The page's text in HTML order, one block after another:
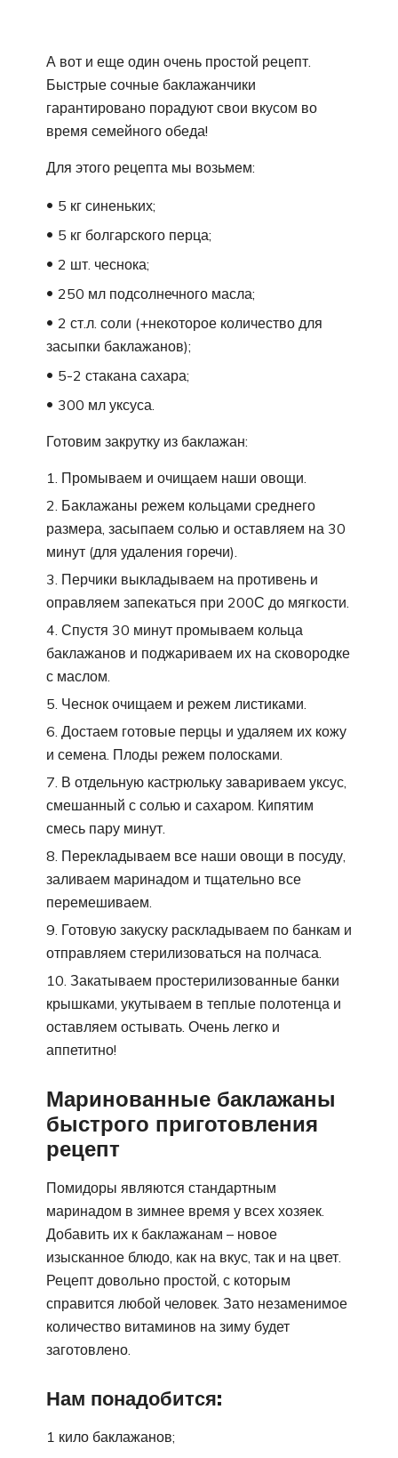
А вот и еще один очень простой рецепт.
Быстрые сочные баклажанчики
гарантировано порадуют свои вкусом во
время семейного обеда!
Для этого рецепта мы возьмем:
5 кг синеньких;
5 кг болгарского перца;
2 шт. чеснока;
250 мл подсолнечного масла;
2 ст.л. соли (+некоторое количество для
засыпки баклажанов);
5-2 стакана сахара;
300 мл уксуса.
Готовим закрутку из баклажан:
Промываем и очищаем наши овощи.
Баклажаны режем кольцами среднего
размера, засыпаем солью и оставляем на 30
минут (для удаления горечи).
Перчики выкладываем на противень и
оправляем запекаться при 200С до мягкости.
Спустя 30 минут промываем кольца
баклажанов и поджариваем их на сковородке
с маслом.
Чеснок очищаем и режем листиками.
Достаем готовые перцы и удаляем их кожу
и семена. Плоды режем полосками.
В отдельную кастрюльку завариваем уксус,
смешанный с солью и сахаром. Кипятим
смесь пару минут.
Перекладываем все наши овощи в посуду,
заливаем маринадом и тщательно все
перемешиваем.
Готовую закуску раскладываем по банкам и
отправляем стерилизоваться на полчаса.
Закатываем простерилизованные банки
крышками, укутываем в теплые полотенца и
оставляем остывать. Очень легко и
аппетитно!
Маринованные баклажаны
быстрого приготовления
рецепт
Помидоры являются стандартным
маринадом в зимнее время у всех хозяек.
Добавить их к баклажанам – новое
изысканное блюдо, как на вкус, так и на цвет.
Рецепт довольно простой, с которым
справится любой человек. Зато незаменимое
количество витаминов на зиму будет
заготовлено.
Нам понадобится:
1 кило баклажанов;